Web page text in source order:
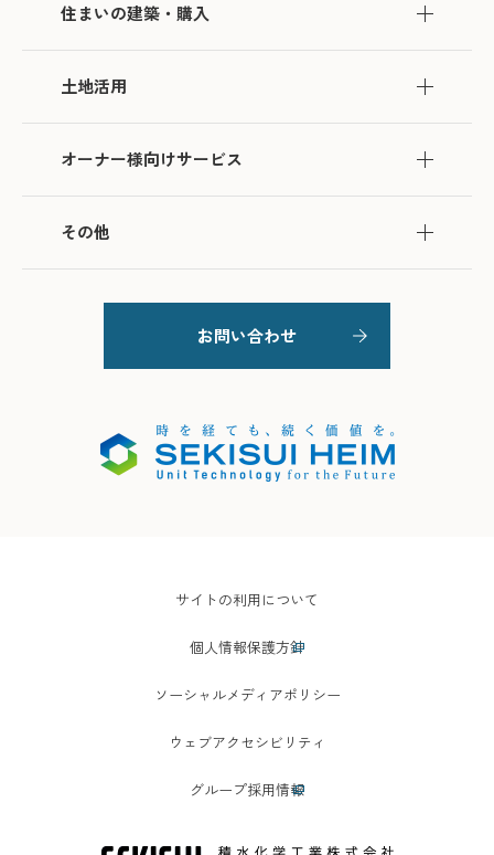
住まいの建築・購入
土地活用
オーナー様向けサービス
その他
お問い合わせ
サイトの利用について
個人情報保護方針
ソーシャルメディアポリシー
ウェブアクセシビリティ
グループ採用情報